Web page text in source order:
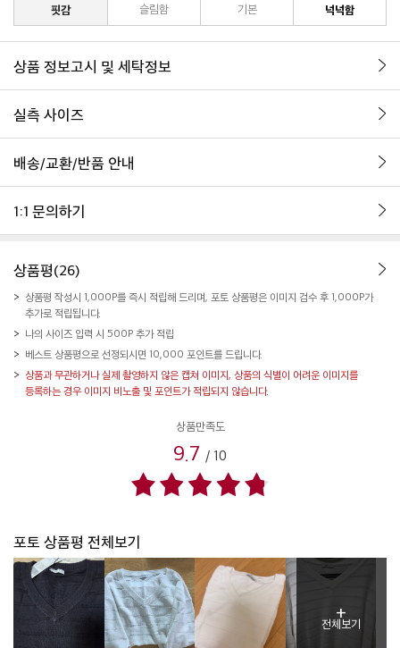
핏감 슬림함 기본 넉넉함
상품 정보고시 및 세탁정보
실측 사이즈
배송/교환/반품 안내
1:1 문의하기
상품평(26)
상품평 작성시 1,000P를 즉시 적립해 드리며, 포토 상품평은 이미지 검수 후 1,000P가
추가로 적립됩니다.
나의 사이즈 입력 시 500P 추가 적립
베스트 상품평으로 선정되시면 10,000 포인트를 드립니다.
상품과 무관하거나 실제 촬영하지 않은 캡쳐 이미지, 상품의 식별이 어려운 이미지를
등록하는 경우 이미지 비노출 및 포인트가 적립되지 않습니다.
상품만족도
9.7 / 10
포토 상품평 전체보기
+
전체보기